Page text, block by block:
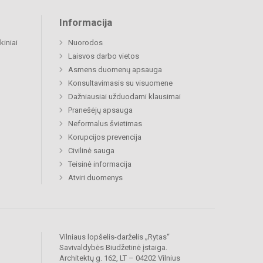
Informacija
Nuorodos
Laisvos darbo vietos
Asmens duomenų apsauga
Konsultavimasis su visuomene
Dažniausiai užduodami klausimai
Pranešėjų apsauga
Neformalus švietimas
Korupcijos prevencija
Civilinė sauga
Teisinė informacija
Atviri duomenys
Vilniaus lopšelis-darželis „Rytas“
Savivaldybės Biudžetinė įstaiga.
Architektų g. 162, LT – 04202 Vilnius